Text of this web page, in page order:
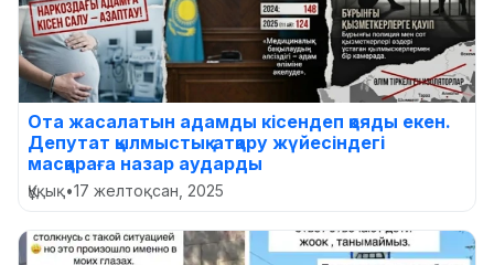
Ота жасалатын адамды кісендеп қояды екен.
Депутат қылмыстық-атқару жүйесіндегі
масқараға назар аударды
Құқық•17 желтоқсан, 2025